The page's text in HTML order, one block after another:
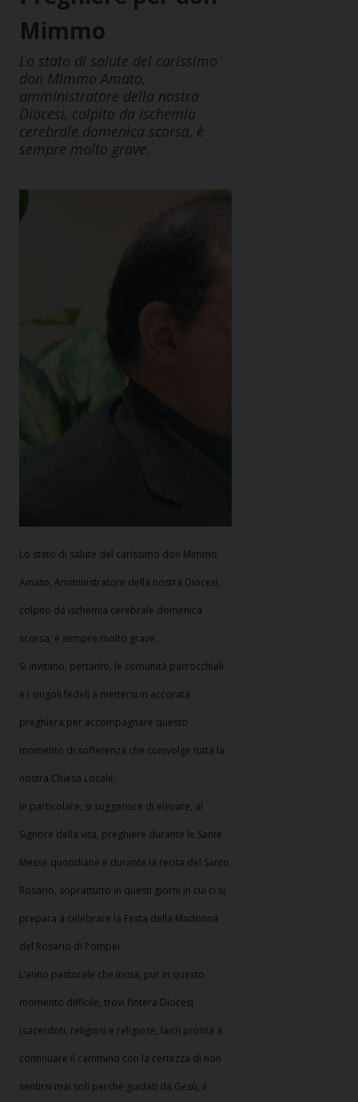
Mimmo
Lo stato di salute del carissimo
don Mimmo Amato,
amministratore della nostra
Diocesi, colpito da ischemia
cerebrale domenica scorsa, è
sempre molto grave.
Lo stato di salute del carissimo don Mimmo
Amato, Amministratore della nostra Diocesi,
colpito da ischemia cerebrale domenica
scorsa, è sempre molto grave.
Si invitano, pertanto, le comunità parrocchiali
e i singoli fedeli a mettersi in accorata
preghiera per accompagnare questo
momento di sofferenza che coinvolge tutta la
nostra Chiesa Locale.
In particolare, si suggerisce di elevare, al
Signore della vita, preghiere durante le Sante
Messe quotidiane e durante la recita del Santo
Rosario, soprattutto in questi giorni in cui ci si
prepara a celebrare la Festa della Madonna
del Rosario di Pompei.
L’anno pastorale che inizia, pur in questo
momento difficile, trovi l’intera Diocesi
(sacerdoti, religiosi e religiose, laici) pronta a
continuare il cammino con la certezza di non
sentirsi mai soli perché guidati da Gesù, il